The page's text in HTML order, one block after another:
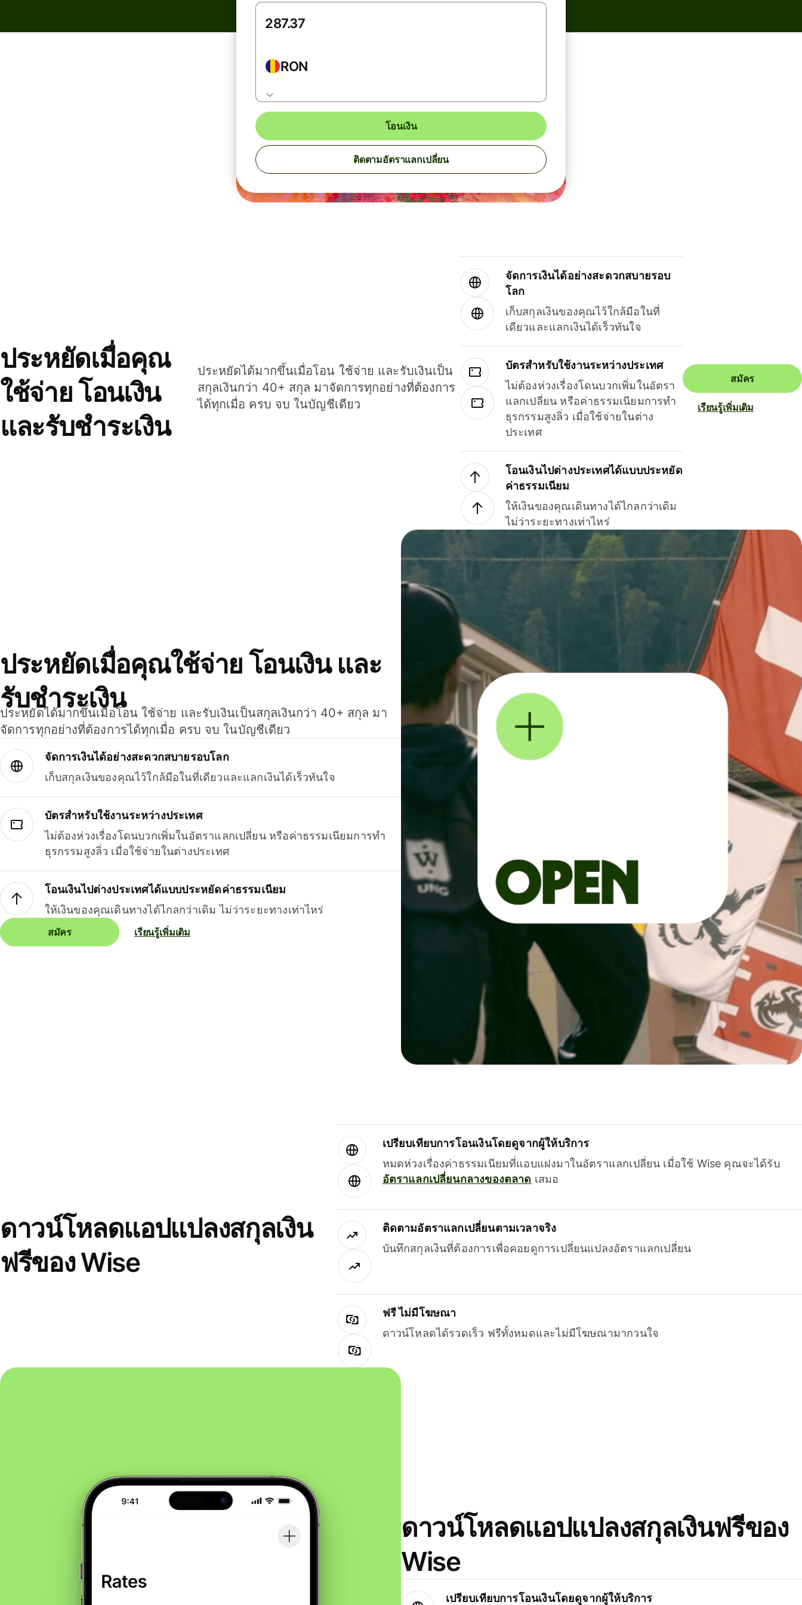
RON
โอนเงิน
ติดตามอัตราแลกเปลี่ยน
ประหยัดเมื่อคุณ
ใช้จ่าย โอนเงิน
และรับชำระเงิน
ประหยัดได้มากขึ้นเมื่อโอน ใช้จ่าย และรับเงินเป็น
สกุลเงินกว่า 40+ สกุล มาจัดการทุกอย่างที่ต้องการ
ได้ทุกเมื่อ ครบ จบ ในบัญชีเดียว
จัดการเงินได้อย่างสะดวกสบายรอบ
โลก
เก็บสกุลเงินของคุณไว้ใกล้มือในที่
เดียวและแลกเงินได้เร็วทันใจ
บัตรสำหรับใช้งานระหว่างประเทศ
ไม่ต้องห่วงเรื่องโดนบวกเพิ่มในอัตรา
แลกเปลี่ยน หรือค่าธรรมเนียมการทำ
ธุรกรรมสูงลิ่ว เมื่อใช้จ่ายในต่าง
ประเทศ
โอนเงินไปต่างประเทศได้แบบประหยัด
ค่าธรรมเนียม
ให้เงินของคุณเดินทางได้ไกลกว่าเดิม
ไม่ว่าระยะทางเท่าไหร่
สมัคร
เรียนรู้เพิ่มเติม
ประหยัดเมื่อคุณใช้จ่าย โอนเงิน และ
รับชำระเงิน
ประหยัดได้มากขึ้นเมื่อโอน ใช้จ่าย และรับเงินเป็นสกุลเงินกว่า 40+ สกุล มา
จัดการทุกอย่างที่ต้องการได้ทุกเมื่อ ครบ จบ ในบัญชีเดียว
จัดการเงินได้อย่างสะดวกสบายรอบโลก
เก็บสกุลเงินของคุณไว้ใกล้มือในที่เดียวและแลกเงินได้เร็วทันใจ
บัตรสำหรับใช้งานระหว่างประเทศ
ไม่ต้องห่วงเรื่องโดนบวกเพิ่มในอัตราแลกเปลี่ยน หรือค่าธรรมเนียมการทำ
ธุรกรรมสูงลิ่ว เมื่อใช้จ่ายในต่างประเทศ
โอนเงินไปต่างประเทศได้แบบประหยัดค่าธรรมเนียม
ให้เงินของคุณเดินทางได้ไกลกว่าเดิม ไม่ว่าระยะทางเท่าไหร่
สมัคร เรียนรู้เพิ่มเติม
ดาวน์โหลดแอปแปลงสกุลเงิน
ฟรีของ Wise
เปรียบเทียบการโอนเงินโดยดูจากผู้ให้บริการ
หมดห่วงเรื่องค่าธรรมเนียมที่แอบแฝงมาในอัตราแลกเปลี่ยน เมื่อใช้ Wise คุณจะได้รับ
อัตราแลกเปลี่ยนกลางของตลาด เสมอ
ติดตามอัตราแลกเปลี่ยนตามเวลาจริง
บันทึกสกุลเงินที่ต้องการเพื่อคอยดูการเปลี่ยนแปลงอัตราแลกเปลี่ยน
ฟรี ไม่มีโฆษณา
ดาวน์โหลดได้รวดเร็ว ฟรีทั้งหมดและไม่มีโฆษณามากวนใจ
ดาวน์โหลดแอปแปลงสกุลเงินฟรีของ
Wise
เปรียบเทียบการโอนเงินโดยดูจากผู้ให้บริการ